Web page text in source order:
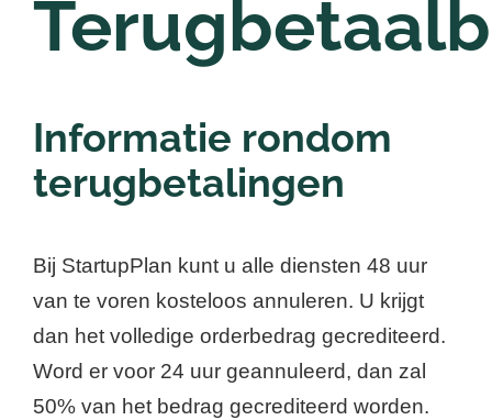
Login
Informatie rondom
terugbetalingen
Bij StartupPlan kunt u alle diensten 48 uur
van te voren kosteloos annuleren. U krijgt
dan het volledige orderbedrag gecrediteerd.
Word er voor 24 uur geannuleerd, dan zal
50% van het bedrag gecrediteerd worden.